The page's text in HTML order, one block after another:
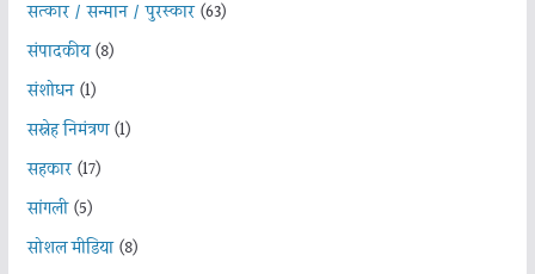
सत्कार / सन्मान / पुरस्कार(63)
संपादकीय(8)
संशोधन(1)
सस्नेह निमंत्रण(1)
सहकार(17)
सांगली(5)
सोशल मीडिया(8)